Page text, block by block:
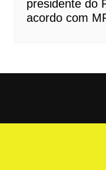
presidente do
acordo com